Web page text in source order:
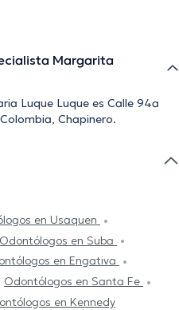
Margarita
Luque Luque es Calle 94a
Chapinero.
en Usaquen
Odontólogos en Suba
en Engativa
Odontólogos en Santa Fe
en Kennedy